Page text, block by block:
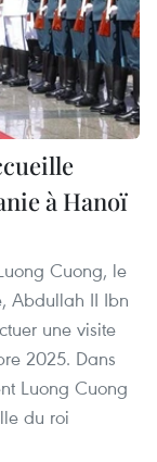
à Hanoï
Cuong, le
Abdullah II Ibn
une visite
2025. Dans
Luong Cuong
du roi